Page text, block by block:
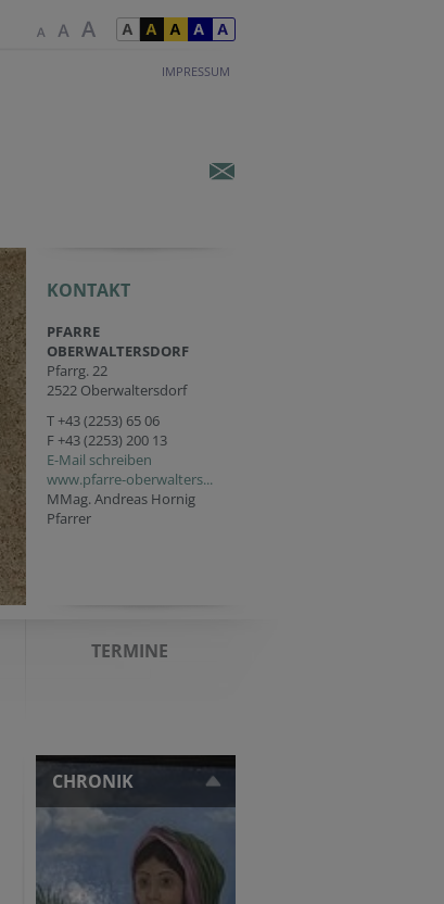
IMPRESSUM
KONTAKT
PFARRE
OBERWALTERSDORF
Pfarrg. 22
2522 Oberwaltersdorf
T+43 (2253) 65 06
F +43 (2253) 200 13
E-Mail schreiben
www.pfarre-oberwalters...
MMag. Andreas Hornig
Pfarrer
TERMINE
CHRONIK